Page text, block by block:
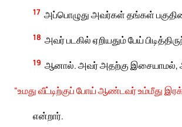
17 அப்பொழுது அவர்கள் தங்கள்
18 அவர் படகில் ஏறியதும் பேய்
19 ஆனால். அவர் அதற்கு இசையாமல்,
“உமது வீட்டிற்குப் போய் ஆண்டவர் உம்மீது
என்றார்.